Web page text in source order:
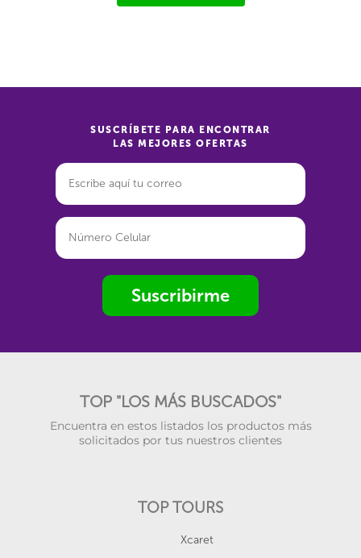
SUSCRÍBETE PARA ENCONTRAR
LAS MEJORES OFERTAS
Suscribirme
TOP "LOS MÁS BUSCADOS"
Encuentra en estos listados los productos más
solicitados por tus nuestros clientes
TOP TOURS
Xcaret